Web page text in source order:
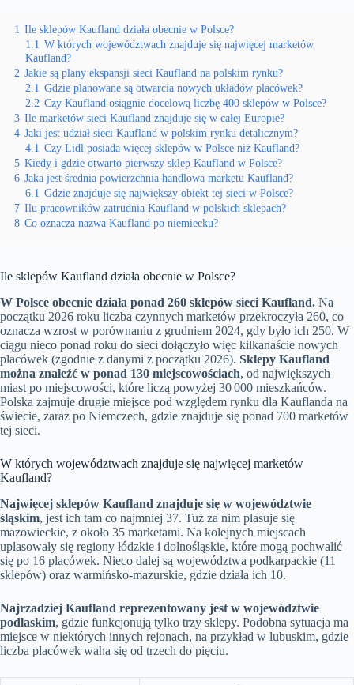
1 Ile sklepów Kaufland działa obecnie w Polsce?
1.1 W których województwach znajduje się najwięcej marketów
Kaufland?
2 Jakie są plany ekspansji sieci Kaufland na polskim rynku?
2.1 Gdzie planowane są otwarcia nowych układów placówek?
2.2 Czy Kaufland osiągnie docelową liczbę 400 sklepów w Polsce?
3 Ile marketów sieci Kaufland znajduje się w całej Europie?
4 Jaki jest udział sieci Kaufland w polskim rynku detalicznym?
4.1 Czy Lidl posiada więcej sklepów w Polsce niż Kaufland?
5 Kiedy i gdzie otwarto pierwszy sklep Kaufland w Polsce?
6 Jaka jest średnia powierzchnia handlowa marketu Kaufland?
6.1 Gdzie znajduje się największy obiekt tej sieci w Polsce?
7 Ilu pracowników zatrudnia Kaufland w polskich sklepach?
8 Co oznacza nazwa Kaufland po niemiecku?
Ile sklepów Kaufland działa obecnie w Polsce?
W Polsce obecnie działa ponad 260 sklepów sieci Kaufland. Na
początku 2026 roku liczba czynnych marketów przekroczyła 260, co
oznacza wzrost w porównaniu z grudniem 2024, gdy było ich 250. W
ciągu nieco ponad roku do sieci dołączyło więc kilkanaście nowych
placówek (zgodnie z danymi z początku 2026). Sklepy Kaufland
można znaleźć w ponad 130 miejscowościach, od największych
miast po miejscowości, które liczą powyżej 30 000 mieszkańców.
Polska zajmuje drugie miejsce pod względem rynku dla Kauflanda na
świecie, zaraz po Niemczech, gdzie znajduje się ponad 700 marketów
tej sieci.
W których województwach znajduje się najwięcej marketów
Kaufland?
Najwięcej sklepów Kaufland znajduje się w województwie
śląskim, jest ich tam co najmniej 37. Tuż za nim plasuje się
mazowieckie, z około 35 marketami. Na kolejnych miejscach
uplasowały się regiony łódzkie i dolnośląskie, które mogą pochwalić
się po 16 placówek. Nieco dalej są województwa podkarpackie (11
sklepów) oraz warmińsko-mazurskie, gdzie działa ich 10.
Najrzadziej Kaufland reprezentowany jest w województwie
podlaskim, gdzie funkcjonują tylko trzy sklepy. Podobna sytuacja ma
miejsce w niektórych innych rejonach, na przykład w lubuskim, gdzie
liczba placówek waha się od trzech do pięciu.